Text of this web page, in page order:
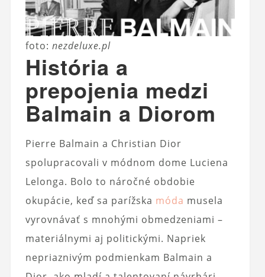
foto: nezdeluxe.pl
História a
prepojenia medzi
Balmain a Diorom
Pierre Balmain a Christian Dior
spolupracovali v módnom dome Luciena
Lelonga. Bolo to náročné obdobie
okupácie, keď sa parížska móda musela
vyrovnávať s mnohými obmedzeniami –
materiálnymi aj politickými. Napriek
nepriaznivým podmienkam Balmain a